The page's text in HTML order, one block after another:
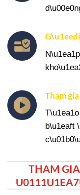
Tham gia
b\u1eaft
THAM